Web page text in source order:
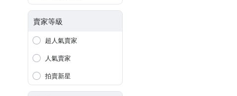
賣家等級
超人氣賣家
人氣賣家
拍賣新星